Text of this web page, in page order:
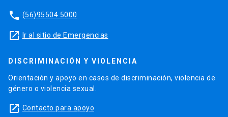
phone (56)95504 5000
launch Ir al sitio de Emergencias
DISCRIMINACIÓN Y VIOLENCIA
Orientación y apoyo en casos de discriminación, violencia de
género o violencia sexual.
launch Contacto para apoyo